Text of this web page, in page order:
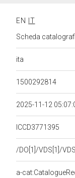
EN
IT
Scheda
ita
1500292814
2025-11-12
ICCD3771395
/DO[1]/VDS[1]/
a-